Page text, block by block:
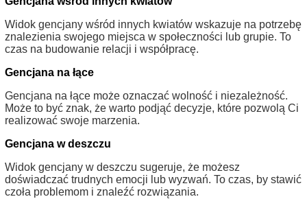
Widok gencjany wśród innych kwiatów wskazuje na potrzebę
znalezienia swojego miejsca w społeczności lub grupie. To
czas na budowanie relacji i współpracę.
Gencjana na łące
Gencjana na łące może oznaczać wolność i niezależność.
Może to być znak, że warto podjąć decyzje, które pozwolą Ci
realizować swoje marzenia.
Gencjana w deszczu
Widok gencjany w deszczu sugeruje, że możesz
doświadczać trudnych emocji lub wyzwań. To czas, by stawić
czoła problemom i znaleźć rozwiązania.